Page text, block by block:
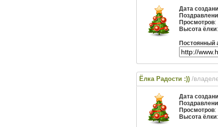
Дата
Просмотров:
Высота ёлки
Постоянный
Ёлка Радости :)) /
Дата
Просмотров:
Высота ёлки